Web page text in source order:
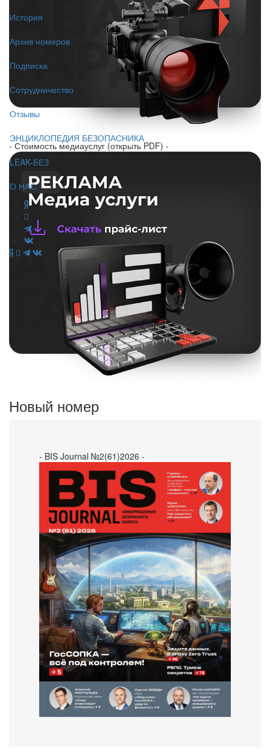
История
Архив номеров
Подписка
Сотрудничество
Отзывы
ЭНЦИКЛОПЕДИЯ БЕЗОПАСНИКА
LEAK-БЕЗ
О НАС
- Стоимость медиауслуг (открыть PDF) -
Новый номер
- BIS Journal №2(61)2026 -